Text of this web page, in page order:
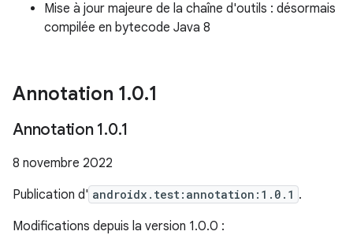
Mise à jour majeure de la chaîne d'outils : désormais
compilée en bytecode Java 8
Annotation 1.0.1
Annotation 1.0.1
8 novembre 2022
Publication d' androidx.test:annotation:1.0.1 .
Modifications depuis la version 1.0.0 :